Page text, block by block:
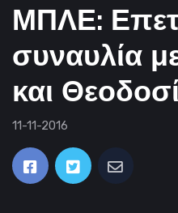
ΜΠΛΕ:
συναυλία
και
11-11-2016